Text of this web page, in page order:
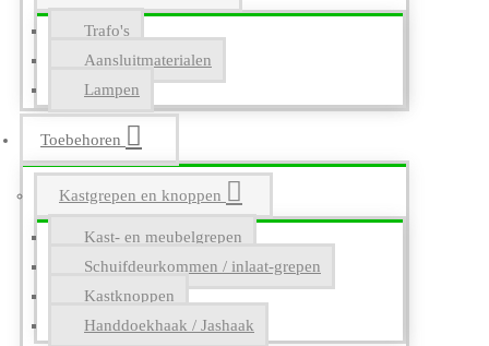
Trafo's
Aansluitmaterialen
Lampen
Toebehoren
Kastgrepen en knoppen
Kast- en meubelgrepen
Schuifdeurkommen / inlaat-grepen
Kastknoppen
Handdoekhaak / Jashaak